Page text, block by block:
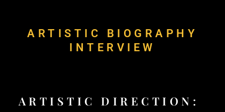
ARTISTIC BIOGRAPHY
INTERVIEW
ARTISTIC DIRECTION: